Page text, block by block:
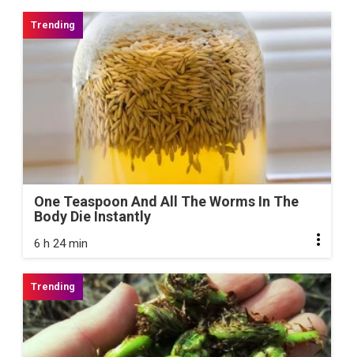
One Teaspoon And All The Worms In The
Body Die Instantly
6 h 24 min